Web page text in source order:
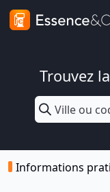
Trouvez
Informations